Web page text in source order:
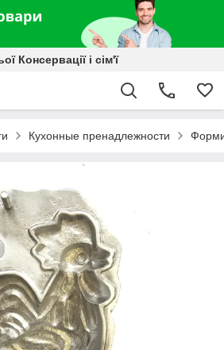
Консервації і сім'ї
Кухонные пренадлежности Форми